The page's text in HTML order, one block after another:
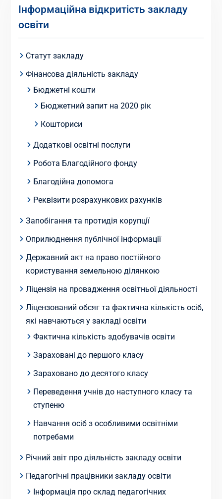
Інформаційна відкритість закладу
освіти
Статут закладу
Фінансова діяльність закладу
Бюджетні кошти
Бюджетний запит на 2020 рік
Кошториси
Додаткові освітні послуги
Робота Благодійного фонду
Благодійна допомога
Реквізити розрахункових рахунків
Запобігання та протидія корупції
Оприлюднення публічної інформації
Державний акт на право постійного
користування земельною ділянкою
Ліцензія на провадження освітньої діяльності
Ліцензований обсяг та фактична кількість осіб,
які навчаються у закладі освіти
Фактична кількість здобувачів освіти
Зараховані до першого класу
Зараховано до десятого класу
Переведення учнів до наступного класу та
ступеню
Навчання осіб з особливими освітніми
потребами
Річний звіт про діяльність закладу освіти
Педагогічні працівники закладу освіти
Інформація про склад педагогічних